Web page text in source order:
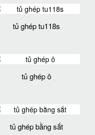
tủ ghép tu118s
tủ ghép ô
tủ ghép bằng sắt